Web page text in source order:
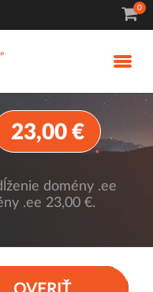
0
23,00 €
domény .ee
.ee 23,00 €.